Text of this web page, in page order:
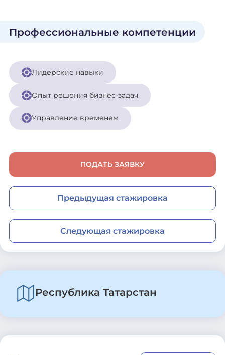
Профессиональные компетенции
Лидерские навыки
Опыт решения бизнес-задач
Управление временем
ПОДАТЬ ЗАЯВКУ
Предыдущая стажировка
Следующая стажировка
Республика Татарстан